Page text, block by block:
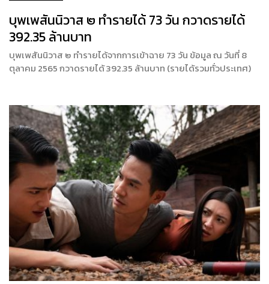
บุพเพสันนิวาส ๒ ทำรายได้ 73 วัน กวาดรายได้
392.35 ล้านบาท
บุพเพสันนิวาส ๒ ทำรายได้จากการเข้าฉาย 73 วัน ข้อมูล ณ วันที่ 8
ตุลาคม 2565 กวาดรายได้ 392.35 ล้านบาท (รายได้รวมทั่วประเทศ)